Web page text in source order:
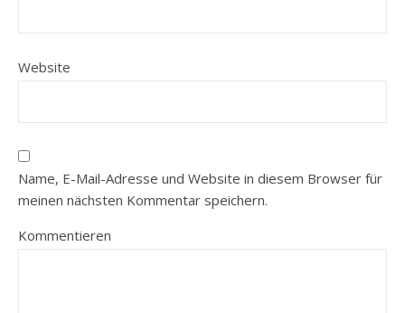
Website
Name, E-Mail-Adresse und Website in diesem Browser für
meinen nächsten Kommentar speichern.
Kommentieren